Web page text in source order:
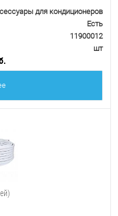
для кондиционеров
Есть
11900012
шт